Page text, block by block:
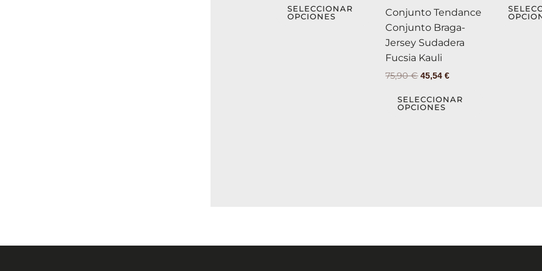
SELECCIONAR
OPCIONES
opciones
pueden
elegir
en
página
Conjunto Tendance
Conjunto Braga-
Jersey Sudadera
Fucsia Kauli
75,90€ 45,54€
SELECCIONAR
OPCIONES
opciones